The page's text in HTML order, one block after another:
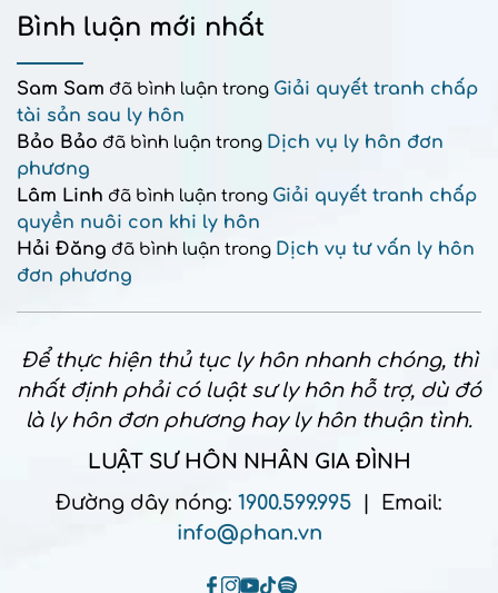
Bình luận mới nhất
Sam Sam đã bình luận trong Giải quyết tranh chấp
tài sản sau ly hôn
Bảo Bảo đã bình luận trong Dịch vụ ly hôn đơn
phương
Lâm Linh đã bình luận trong Giải quyết tranh chấp
quyền nuôi con khi ly hôn
Hải Đăng đã bình luận trong Dịch vụ tư vấn ly hôn
đơn phương
Để thực hiện thủ tục ly hôn nhanh chóng, thì
nhất định phải có luật sư ly hôn hỗ trợ, dù đó
là ly hôn đơn phương hay ly hôn thuận tình.
LUẬT SƯ HÔN NHÂN GIA ĐÌNH
Đường dây nóng: 1900.599.995 | Email:
info@phan.vn